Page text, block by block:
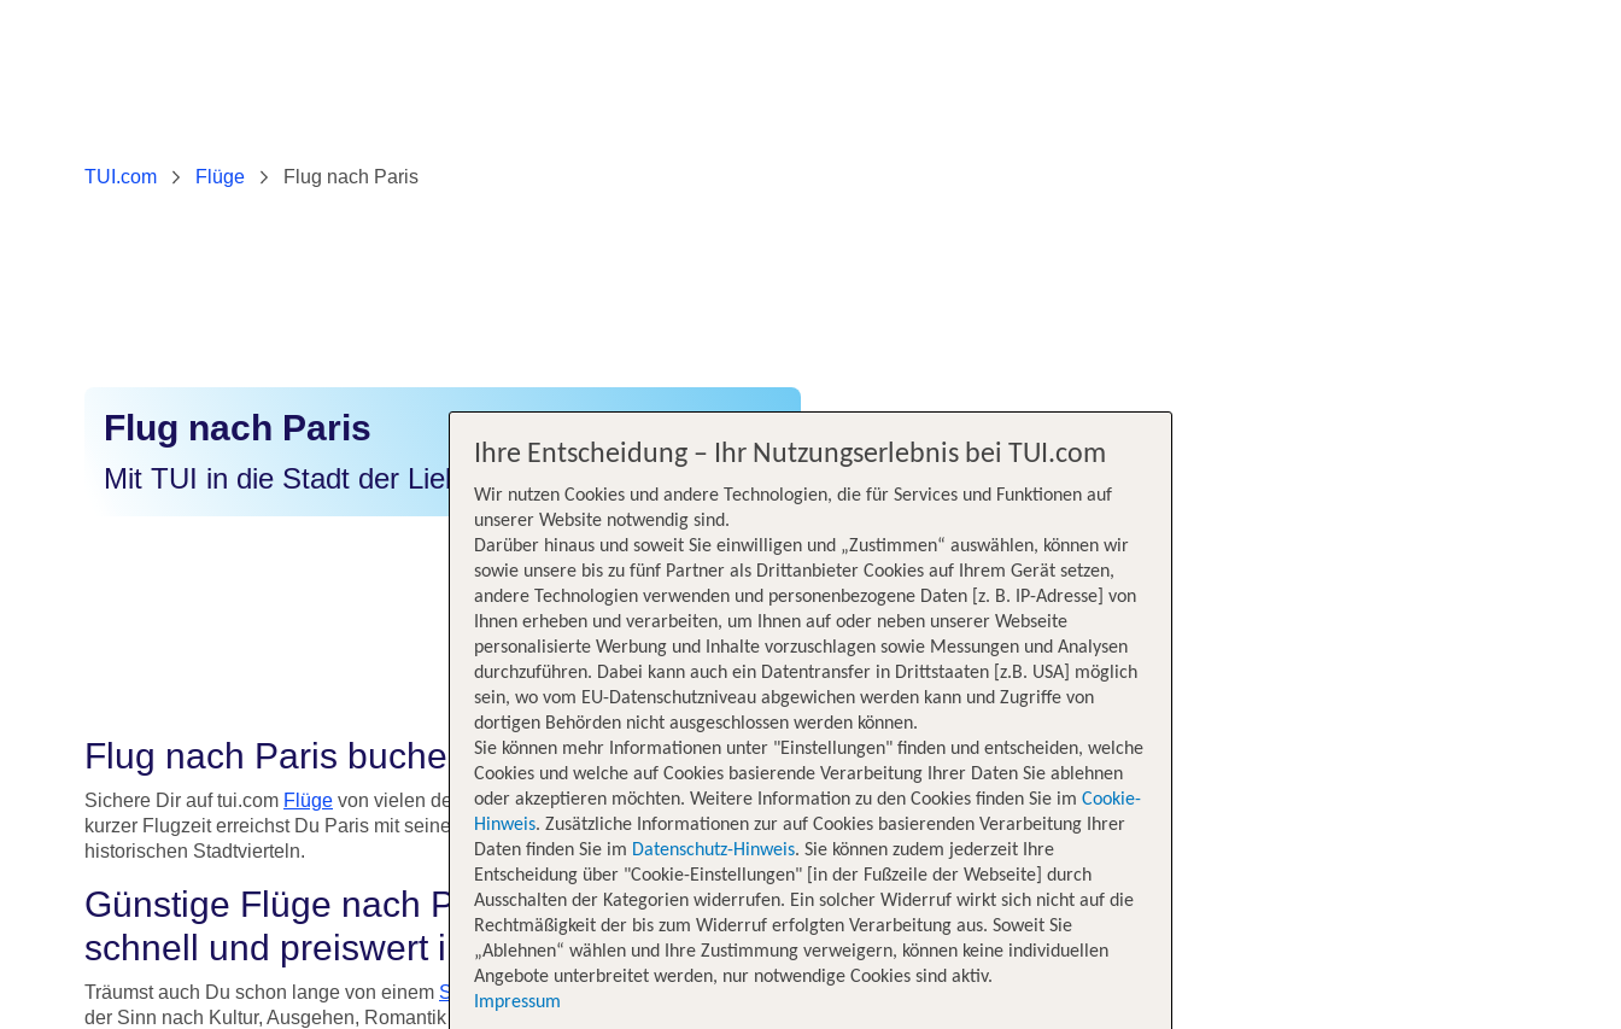
TUI.com Flüge Flug nach Paris
Flug nach Paris
Mit TUI in die Stadt der Liebe fliegen
Flug nach Paris buchen!
Sichere Dir auf tui.com Flüge von vielen deutschen Startflughäfen nach Paris. Nach
kurzer Flugzeit erreichst Du Paris mit seinen zahlreichen Sehenswürdigkeiten und
historischen Stadtvierteln.
Günstige Flüge nach Paris: TUI bringt Dich
schnell und preiswert in die Stadt der Liebe
Träumst auch Du schon lange von einem Städtetrip
der Sinn nach Kultur, Ausgehen, Romantik oder Shopping steht – bei einem Urlaub
Top Flugangebote nach Paris Orly
Ihre Entscheidung – Ihr Nutzungserlebnis bei TUI.com
Wir nutzen Cookies und andere Technologien, die für Services und Funktionen auf
unserer Website notwendig sind.
Darüber hinaus und soweit Sie einwilligen und „Zustimmen“ auswählen, können wir
sowie unsere bis zu fünf Partner als Drittanbieter Cookies auf Ihrem Gerät setzen,
andere Technologien verwenden und personenbezogene Daten [z. B. IP-Adresse] von
Ihnen erheben und verarbeiten, um Ihnen auf oder neben unserer Webseite
personalisierte Werbung und Inhalte vorzuschlagen sowie Messungen und Analysen
durchzuführen. Dabei kann auch ein Datentransfer in Drittstaaten [z.B. USA] möglich
sein, wo vom EU-Datenschutzniveau abgewichen werden kann und Zugriffe von
dortigen Behörden nicht ausgeschlossen werden können.
Sie können mehr Informationen unter "Einstellungen" finden und entscheiden, welche
Cookies und welche auf Cookies basierende Verarbeitung Ihrer Daten Sie ablehnen
oder akzeptieren möchten. Weitere Information zu den Cookies finden Sie im Cookie-
Hinweis. Zusätzliche Informationen zur auf Cookies basierenden Verarbeitung Ihrer
Daten finden Sie im Datenschutz-Hinweis. Sie können zudem jederzeit Ihre
Entscheidung über "Cookie-Einstellungen" [in der Fußzeile der Webseite] durch
Ausschalten der Kategorien widerrufen. Ein solcher Widerruf wirkt sich nicht auf die
Rechtmäßigkeit der bis zum Widerruf erfolgten Verarbeitung aus. Soweit Sie
„Ablehnen“ wählen und Ihre Zustimmung verweigern, können keine individuellen
Angebote unterbreitet werden, nur notwendige Cookies sind aktiv.
Impressum